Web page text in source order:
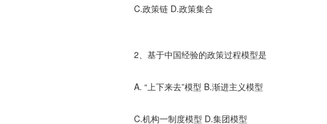
C.政策链 D.政策集合
2、基于中国经验的政策过程模型是
A. “上下来去”模型 B.渐进主义模型
C.机构一制度模型 D.集团模型